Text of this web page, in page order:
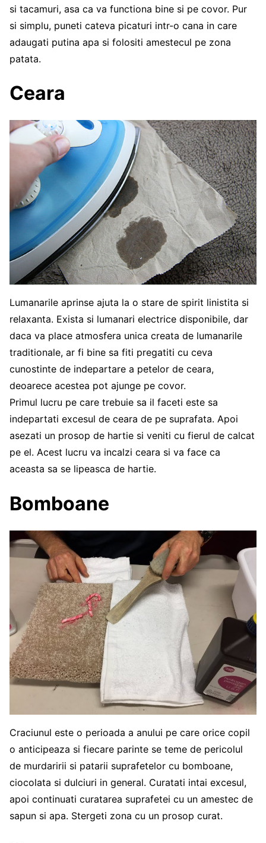
si tacamuri, asa ca va functiona bine si pe covor. Pur
si simplu, puneti cateva picaturi intr-o cana in care
adaugati putina apa si folositi amestecul pe zona
patata.
Ceara
Lumanarile aprinse ajuta la o stare de spirit linistita si
relaxanta. Exista si lumanari electrice disponibile, dar
daca va place atmosfera unica creata de lumanarile
traditionale, ar fi bine sa fiti pregatiti cu ceva
cunostinte de indepartare a petelor de ceara,
deoarece acestea pot ajunge pe covor.
Primul lucru pe care trebuie sa il faceti este sa
indepartati excesul de ceara de pe suprafata. Apoi
asezati un prosop de hartie si veniti cu fierul de calcat
pe el. Acest lucru va incalzi ceara si va face ca
aceasta sa se lipeasca de hartie.
Bomboane
Craciunul este o perioada a anului pe care orice copil
o anticipeaza si fiecare parinte se teme de pericolul
de murdaririi si patarii suprafetelor cu bomboane,
ciocolata si dulciuri in general. Curatati intai excesul,
apoi continuati curatarea suprafetei cu un amestec de
sapun si apa. Stergeti zona cu un prosop curat.